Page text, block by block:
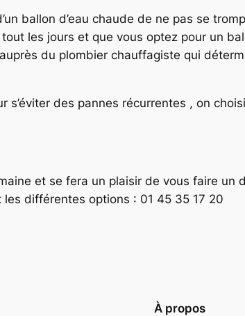
ballon d’eau chaude de ne pas se
les jours et que vous optez pour un
du plombier chauffagiste qui
s’éviter des pannes récurrentes , on
et se fera un plaisir de vous faire un
les différentes options : 01 45 35 17 20
À propos